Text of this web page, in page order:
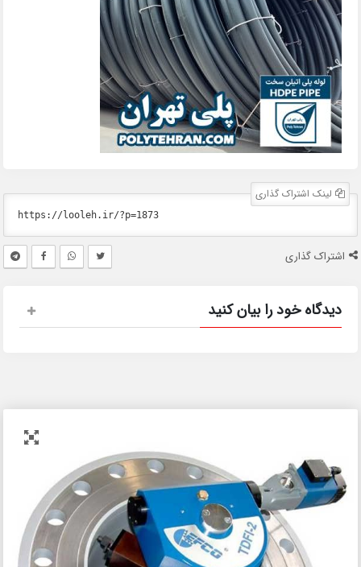
لینک اشتراک گذاری
اشتراک گذاری
دیدگاه خود را بیان کنید